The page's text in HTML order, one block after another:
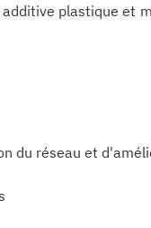
plastique et
du réseau et